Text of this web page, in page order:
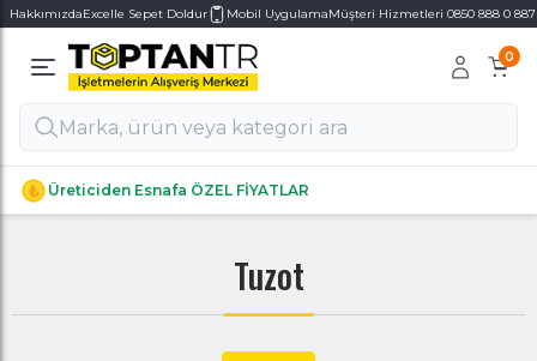
HakkımızdaExcelle Sepet Doldur Mobil UygulamaMüşteri Hizmetleri 0850 888 0 887
0
Üreticiden Esnafa ÖZEL FİYATLAR
Alt Kategoriler
Alt Kategoriler
Tuzot